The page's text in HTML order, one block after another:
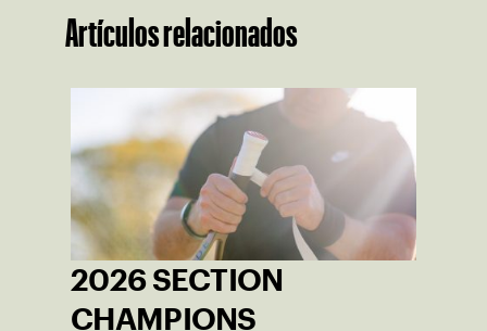
Artículos relacionados
2026 SECTION
CHAMPIONS